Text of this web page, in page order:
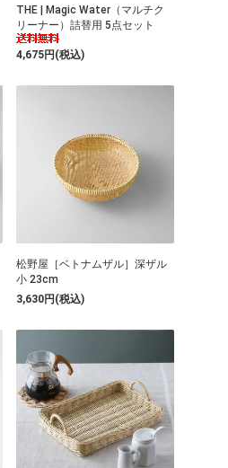
THE | Magic Water（マルチク
リーナー）詰替用 5点セット
4,675円(税込)
松野屋［ベトナムザル］深ザル
小 23cm
3,630円(税込)